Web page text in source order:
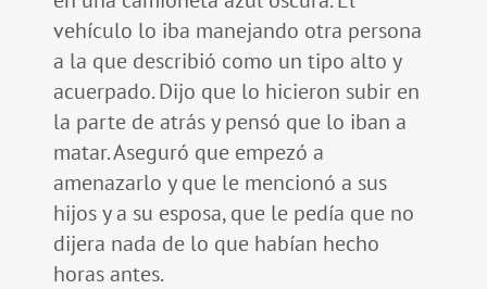
vehículo lo iba manejando otra persona
a la que describió como un tipo alto y
acuerpado. Dijo que lo hicieron subir en
la parte de atrás y pensó que lo iban a
matar. Aseguró que empezó a
amenazarlo y que le mencionó a sus
hijos y a su esposa, que le pedía que no
dijera nada de lo que habían hecho
horas antes.